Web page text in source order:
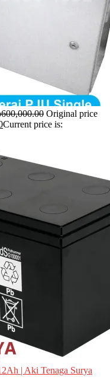
600,000.00 Original price
Current price is:
| Aki Tenaga Surya